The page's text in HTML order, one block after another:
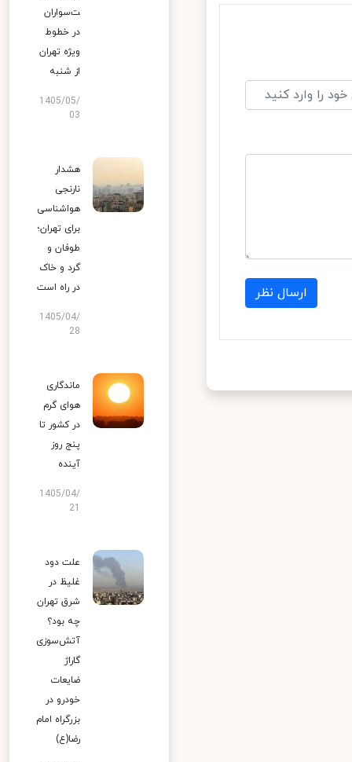
ارسال نظر
ت‌سواران
در خطوط
ویژه تهران
از شنبه
1405/05/
03
هشدار
نارنجی
هواشناسی
برای تهران؛
طوفان و
گرد و خاک
در راه است
1405/04/
28
ماندگاری
هوای گرم
در کشور تا
پنج روز
آینده
1405/04/
علت دود
غلیظ در
شرق تهران
چه بود؟
آتش‌سوزی
گاراژ
ضایعات
خودرو در
بزرگراه امام
رضا(ع)